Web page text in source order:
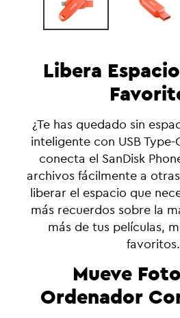
Libera
¿Te has quedado sin
inteligente con USB Type-
conecta el SanDisk
archivos fácilmente a
liberar el espacio que
más recuerdos sobre la
más de tus películas,
favoritos.
Mueve
Ordenador